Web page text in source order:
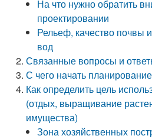
На что нужно обратить
проектировании
Рельеф, качество почвы
вод
Связанные вопросы и
С чего начать
Как определить цель
(отдых, выращивание
имущества)
Зона хозяйственных